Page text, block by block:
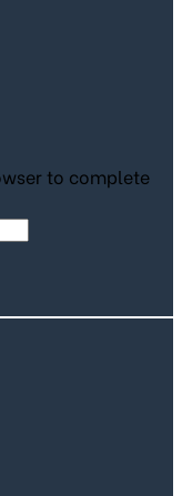
to complete